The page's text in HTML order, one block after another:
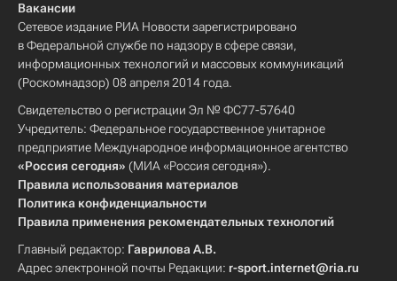
Вакансии
Сетевое издание РИА Новости зарегистрировано
в Федеральной службе по надзору в сфере связи,
информационных технологий и массовых коммуникаций
(Роскомнадзор) 08 апреля 2014 года.
Свидетельство о регистрации Эл № ФС77-57640
Учредитель: Федеральное государственное унитарное
предприятие Международное информационное агентство
«Россия сегодня» (МИА «Россия сегодня»).
Правила использования материалов
Политика конфиденциальности
Правила применения рекомендательных технологий
Главный редактор: Гаврилова А.В.
Адрес электронной почты Редакции: r-sport.internet@ria.ru